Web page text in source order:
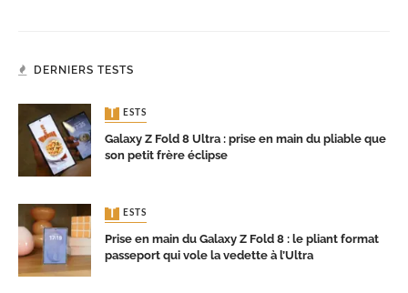
DERNIERS TESTS
TESTS
Galaxy Z Fold 8 Ultra : prise en main du pliable que
son petit frère éclipse
TESTS
Prise en main du Galaxy Z Fold 8 : le pliant format
passeport qui vole la vedette à l’Ultra